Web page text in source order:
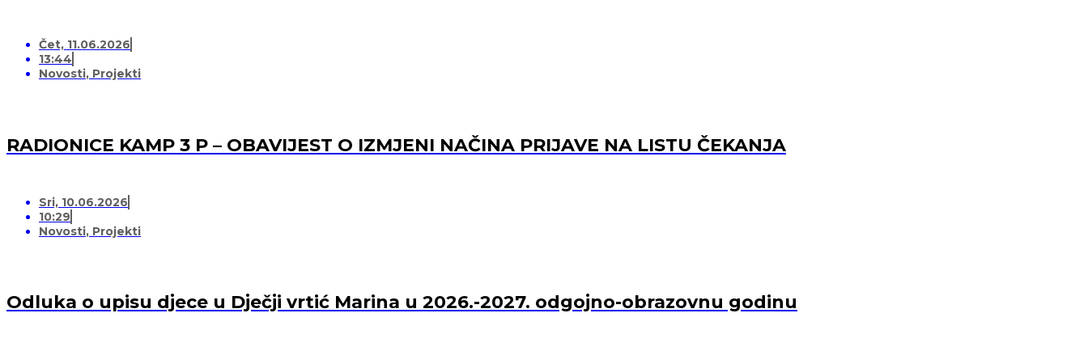
Čet, 11.06.2026
13:44
Novosti, Projekti
RADIONICE KAMP 3 P – OBAVIJEST O IZMJENI NAČINA PRIJAVE NA LISTU ČEKANJA
Sri, 10.06.2026
10:29
Novosti, Projekti
Odluka o upisu djece u Dječji vrtić Marina u 2026.-2027. odgojno-obrazovnu godinu